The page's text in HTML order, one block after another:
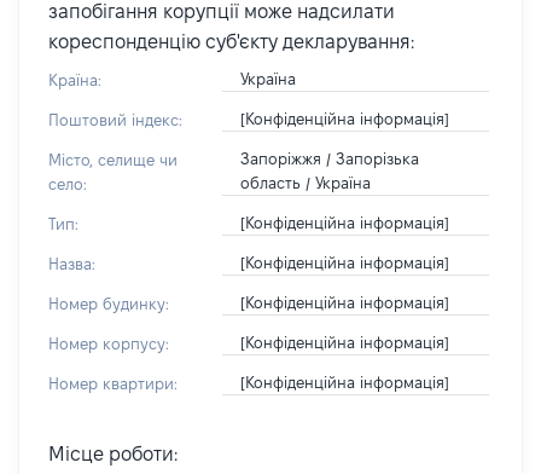
запобігання корупції може надсилати
кореспонденцію суб'єкту декларування:
Країна: Україна
Поштовий індекс: [Конфіденційна інформація]
Місто, селище чи
село:
Запоріжжя / Запорізька
область / Україна
Тип: [Конфіденційна інформація]
Назва: [Конфіденційна інформація]
Номер будинку: [Конфіденційна інформація]
Номер корпусу: [Конфіденційна інформація]
Номер квартири: [Конфіденційна інформація]
Місце роботи: